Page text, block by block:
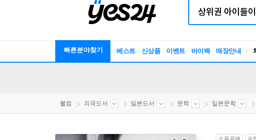
빠른분야찾기 베스트 신상품 이벤트 바이백 매장안내
웰컴 외국도서 일본도서 문학 일본문학
소득공제 수